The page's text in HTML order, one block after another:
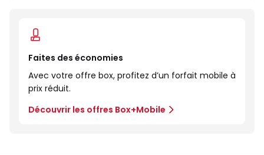
Faites des économies
Avec votre offre box, profitez d’un forfait mobile à
prix réduit.
Découvrir les offres Box+Mobile